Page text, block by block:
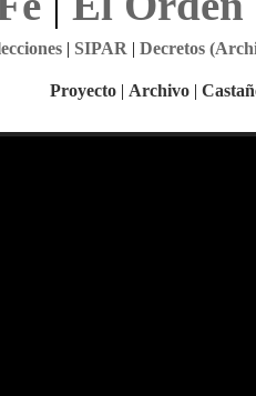
| SIPAR | Decretos
Proyecto | Archivo |